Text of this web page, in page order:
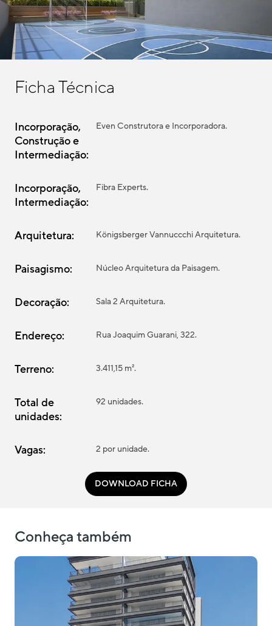
Ficha Técnica
Incorporação,
Construção e
Intermediação:
Even Construtora e Incorporadora.
Incorporação,
Intermediação:
Fibra Experts.
Arquitetura: Königsberger Vannuccchi Arquitetura.
Paisagismo: Núcleo Arquitetura da Paisagem.
Decoração: Sala 2 Arquitetura.
Endereço: Rua Joaquim Guarani, 322.
Terreno: 3.411,15 m².
Total de
unidades:
92 unidades.
Vagas: 2 por unidade.
DOWNLOAD FICHA
Conheça também